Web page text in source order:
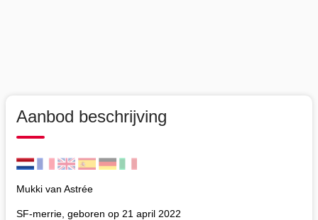
Aanbod beschrijving
Mukki van Astrée
SF-merrie, geboren op 21 april 2022